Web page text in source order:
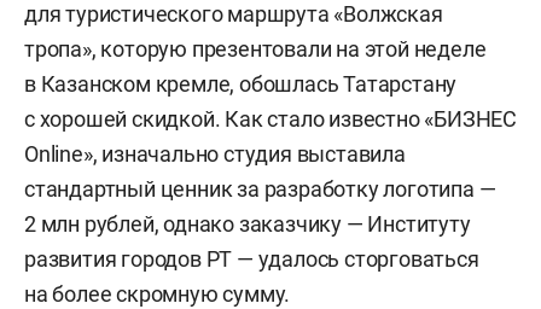
для туристического маршрута «Волжская
тропа», которую презентовали на этой неделе
в Казанском кремле, обошлась Татарстану
с хорошей скидкой. Как стало известно «БИЗНЕС
Online», изначально студия выставила
стандартный ценник за разработку логотипа —
2 млн рублей, однако заказчику — Институту
развития городов РТ — удалось сторговаться
на более скромную сумму.